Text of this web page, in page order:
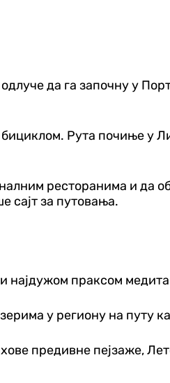
да га започну у
Рута почиње у
ресторанима и да
сајт за путовања.
најдужом праксом
у региону на путу
предивне пејзаже,